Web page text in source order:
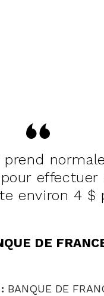
prend
environ 4 $
DE
BANQUE DE